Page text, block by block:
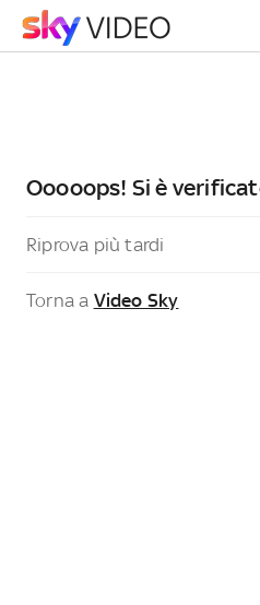
Ooooops! Si è
Riprova più tardi
Torna a Video Sky